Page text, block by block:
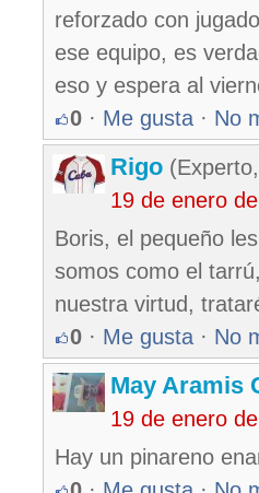
reforzado con
ese equipo, es
eso y espera al
0 · Me gusta · No
Rigo
19 de enero
Boris, el pequeño
somos como el
nuestra virtud,
0 · Me gusta · No
May Aramis
19 de enero
Hay un pinareno